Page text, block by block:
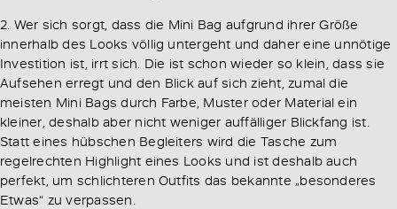
2. Wer sich sorgt, dass die Mini Bag aufgrund ihrer Größe
innerhalb des Looks völlig untergeht und daher eine unnötige
Investition ist, irrt sich. Die ist schon wieder so klein, dass sie
Aufsehen erregt und den Blick auf sich zieht, zumal die
meisten Mini Bags durch Farbe, Muster oder Material ein
kleiner, deshalb aber nicht weniger auffälliger Blickfang ist.
Statt eines hübschen Begleiters wird die Tasche zum
regelrechten Highlight eines Looks und ist deshalb auch
perfekt, um schlichteren Outfits das bekannte „besonderes
Etwas“ zu verpassen.